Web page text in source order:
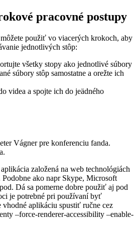
pracovné postupy
použiť vo viacerých krokoch, aby
jednotlivých stôp:
všetky stopy ako jednotlivé súbory
súbory stôp samostatne a orežte ich
videa a spojte ich do jeädného
Vágner pre konferenciu fanda.
založená na web technológiách
Podobne ako napr Skype, Microsoft
Dá sa pomerne dobre použiť aj pod
je potrebné pri používaní byť
aplikáciu spustiť ručne cez
–force-renderer-accessibility –enable-